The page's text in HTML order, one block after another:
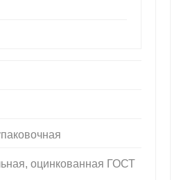
оцинкованная ГОСТ